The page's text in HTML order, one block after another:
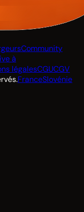
Community
à
légalesCGUCGV
FranceSlovénie